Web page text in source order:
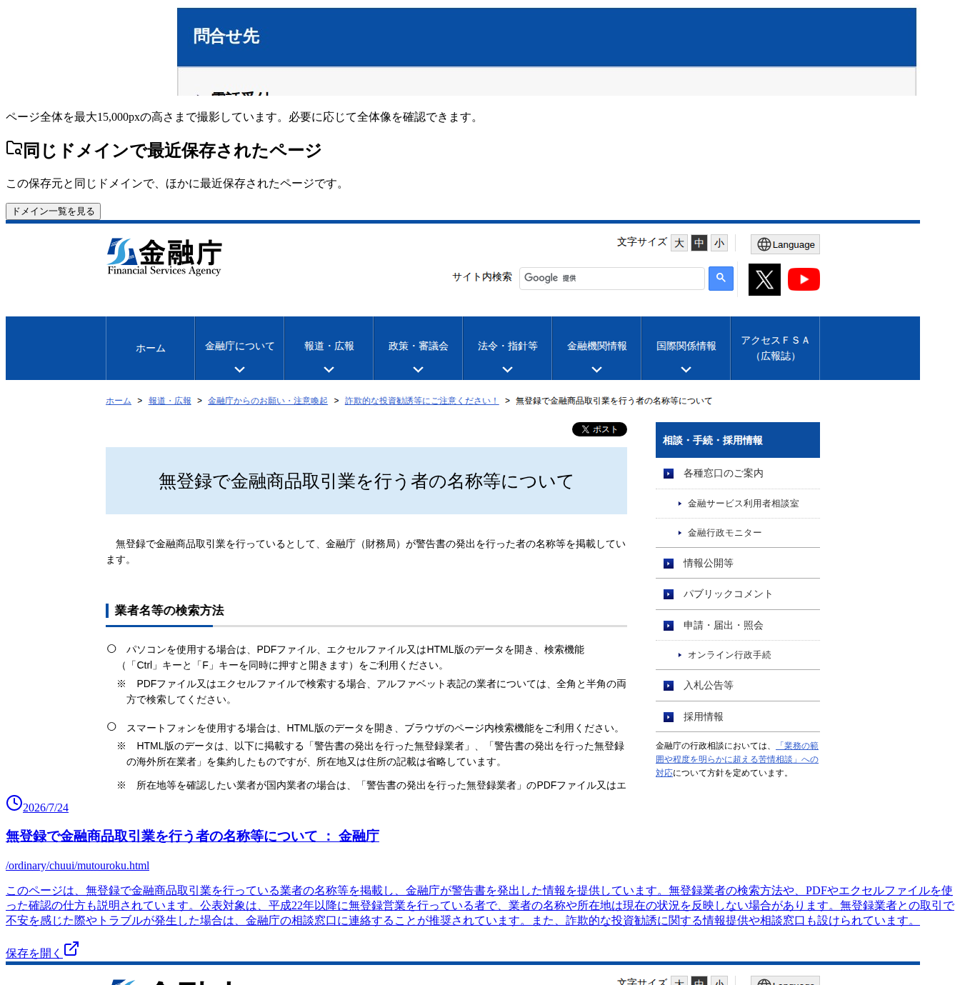
ページ全体を最大15,000pxの高さまで撮影しています。必要に応じて全体像を確認できます。
同じドメインで最近保存されたページ
この保存元と同じドメインで、ほかに最近保存されたページです。
ドメイン一覧を見る
2026/7/24
無登録で金融商品取引業を行う者の名称等について ： 金融庁
/ordinary/chuui/mutouroku.html
このページは、無登録で金融商品取引業を行っている業者の名称等を掲載し、金融庁が警告書を発出した情報を提供しています。無登録業者の検索方法や、PDFやエクセルファイルを使
った確認の仕方も説明されています。公表対象は、平成22年以降に無登録営業を行っている者で、業者の名称や所在地は現在の状況を反映しない場合があります。無登録業者との取引で
不安を感じた際やトラブルが発生した場合は、金融庁の相談窓口に連絡することが推奨されています。また、詐欺的な投資勧誘に関する情報提供や相談窓口も設けられています。
保存を開く